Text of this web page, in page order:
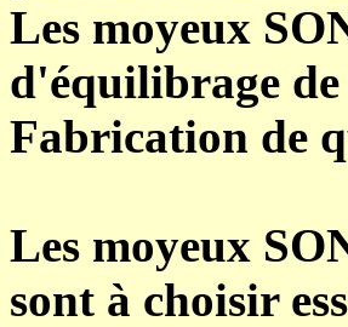
Les moyeux
d'équilibrage
Fabrication de
Les moyeux
sont à choisir